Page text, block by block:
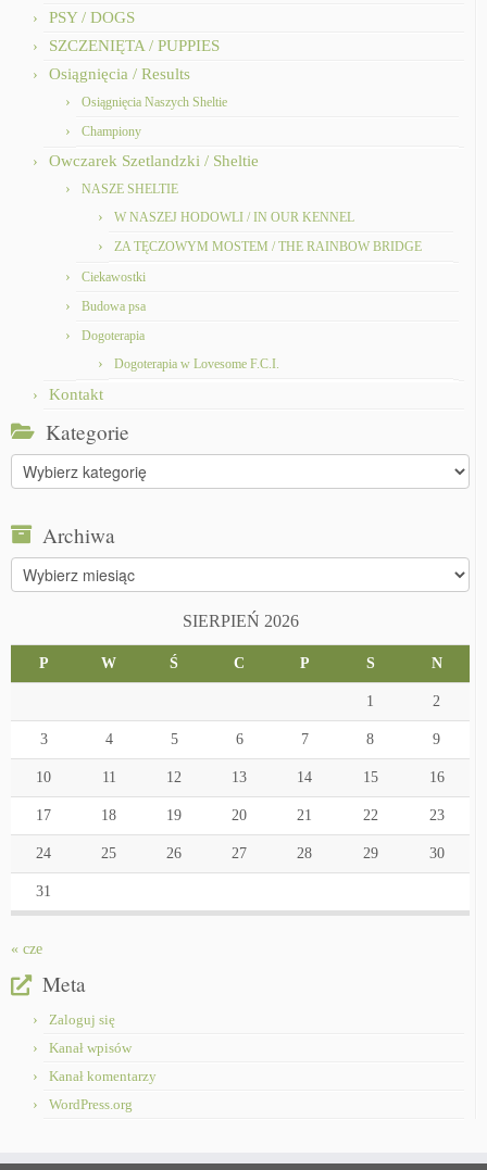
PSY / DOGS
SZCZENIĘTA / PUPPIES
Osiągnięcia / Results
Osiągnięcia Naszych Sheltie
Championy
Owczarek Szetlandzki / Sheltie
NASZE SHELTIE
W NASZEJ HODOWLI / IN OUR KENNEL
ZA TĘCZOWYM MOSTEM / THE RAINBOW BRIDGE
Ciekawostki
Budowa psa
Dogoterapia
Dogoterapia w Lovesome F.C.I.
Kontakt
Kategorie
Kategorie
Archiwa
Archiwa
SIERPIEŃ 2026
P W Ś C P S N
1 2
3 4 5 6 7 8 9
10 11 12 13 14 15 16
17 18 19 20 21 22 23
24 25 26 27 28 29 30
31
« cze
Meta
Zaloguj się
Kanał wpisów
Kanał komentarzy
WordPress.org